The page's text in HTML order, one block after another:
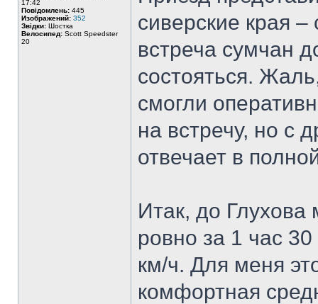
17:42
Повідомлень: 445
Изображений: 352
Звідки: Шостка
Велосипед: Scott Speedster
20
сиверские края
встреча сумчан
состояться.
смогли
на встречу, но с
отвечает в
Итак, до
ровно за 1 час
км/ч. Для меня
комфортная